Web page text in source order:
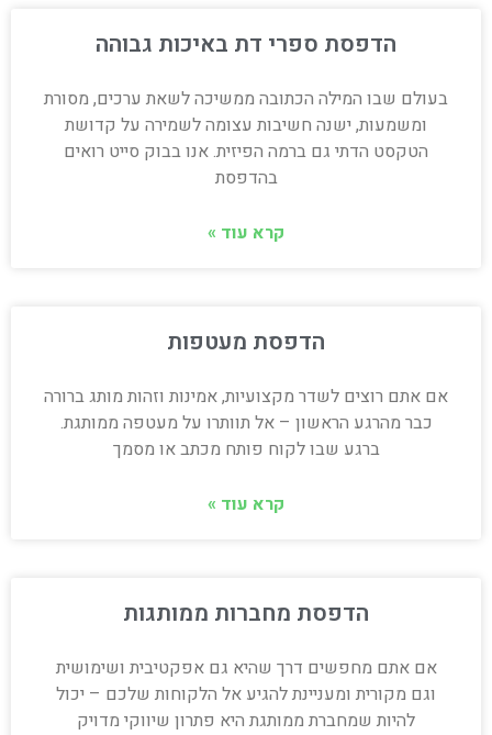
הדפסת ספרי דת באיכות גבוהה
בעולם שבו המילה הכתובה ממשיכה לשאת ערכים, מסורת
ומשמעות, ישנה חשיבות עצומה לשמירה על קדושת
הטקסט הדתי גם ברמה הפיזית. אנו בבוק סייט רואים
בהדפסת
קרא עוד »
הדפסת מעטפות
אם אתם רוצים לשדר מקצועיות, אמינות וזהות מותג ברורה
כבר מהרגע הראשון – אל תוותרו על מעטפה ממותגת.
ברגע שבו לקוח פותח מכתב או מסמך
קרא עוד »
הדפסת מחברות ממותגות
אם אתם מחפשים דרך שהיא גם אפקטיבית ושימושית
וגם מקורית ומעניינת להגיע אל הלקוחות שלכם – יכול
להיות שמחברת ממותגת היא פתרון שיווקי מדויק